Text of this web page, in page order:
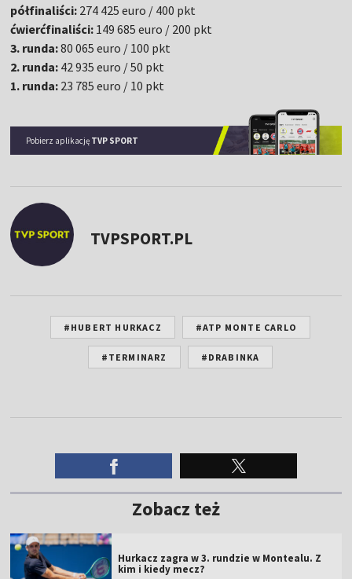
półfinaliści: 274 425 euro / 400 pkt
ćwierćfinaliści: 149 685 euro / 200 pkt
3. runda:80 065 euro / 100 pkt
2. runda: 42 935 euro / 50 pkt
1. runda: 23 785 euro / 10 pkt
Pobierz aplikację TVP SPORT
TVPSPORT.PL
#HUBERT HURKACZ #ATP MONTE CARLO
#TERMINARZ #DRABINKA
Zobacz też
Hurkacz zagra w 3. rundzie w Montealu. Z
kim i kiedy mecz?